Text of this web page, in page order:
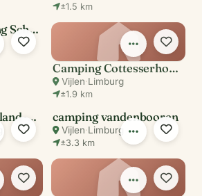
±1.5 km
Boerderijcamping Schaapskooi Mergelland
Camping Cottesserhoeve
Vijlen·Limburg
±1.9 km
Camping Heuvelland-Oaze camping vandenbooren
Vijlen·Limburg
±3.3 km